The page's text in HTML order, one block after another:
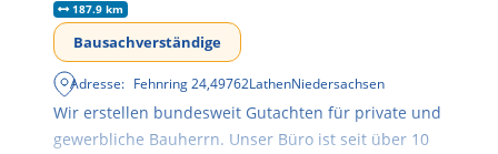
187.9 km
Bausachverständige
Adresse: Fehnring 24,49762LathenNiedersachsen
Wir erstellen bundesweit Gutachten für private und
gewerbliche Bauherrn. Unser Büro ist seit über 10